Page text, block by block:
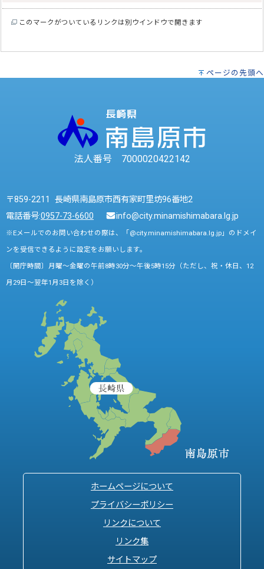
このマークがついているリンクは別ウインドウで開きます
ページの先頭へ
法人番号 7000020422142
〒859-2211 長崎県南島原市西有家町里坊96番地2
電話番号:0957-73-6600 info@city.minamishimabara.lg.jp
※Eメールでのお問い合わせの際は、「@city.minamishimabara.lg.jp」のドメイ
ンを受信できるように設定をお願いします。
〔開庁時間〕月曜～金曜の午前8時30分～午後5時15分（ただし、祝・休日、12
月29日～翌年1月3日を除く）
ホームページについて
プライバシーポリシー
リンクについて
リンク集
サイトマップ